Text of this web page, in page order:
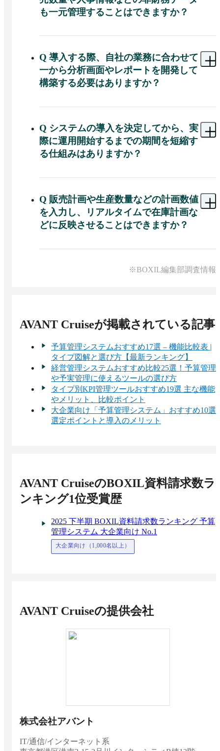
変更や運用を行え、経営層からの要求にスピーデ
ィーに対応できます。
も一元管理することはできますか？
A AVANT Cruiseでは、財務情報に加えてPSI（販
報などの非財務情報も明細データのまま統合し、
一元管理が可能です。
Q 導入する際、自社の業務に合わせて
一から分析画面やレポートを開発して
構築する必要はありますか？
A 一から開発する必要はありません。AVANT
ンテンツが標準で提供されているため、データを
設定するだけで高度な業績管理などを開始するこ
とが可能です。
Q システムの導入を決定してから、実
際に運用開始するまでの期間を短縮す
る仕組みはありますか？
A あります。AVANT Cruiseは、日本企業1,200社
トプラクティスがパッケージ化されているため、
システムをゼロから構築する手間を省き、導入コ
ストと運用開始までの期間を大幅に短縮すること
が可能です。
※出典：AVANT Cruise公式HP（2026年5月8日閲
Q 販売計画や生産数量などの計画数値
を入力し、リアルタイムで在庫計画な
どに反映させることはできますか？
A 可能です。AVANT Cruiseでは、販売計画を参照
リアルタイムで生産計画や在庫計画に反映されま
※BOXIL編集部調査情報
AVANT Cruiseが掲載されている記事
予算管理システムおすすめ17選 – 機能比較表 |
タイプ図解と選び方【最新ランキング】
経営管理システムおすすめ比較25選！予算管理
や予実管理に使えるツールの選び方
タイプ別KPI管理ツールおすすめ19選 主な機能
やメリット、比較ポイント
大企業向け「予算管理システム」おすすめ10選
選定ポイントと導入のメリット
AVANT CruiseのBOXIL資料請求数ラ
ンキング1位受賞歴
2025 下半期 BOXIL資料請求数ランキング 予算
管理システム 大企業向け No.1
大企業向け（1,000名以上）
AVANT Cruiseの提供会社
株式会社アバント
IT/通信/インターネット系